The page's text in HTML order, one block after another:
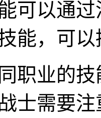
可以通
能，可
职业的
士需要